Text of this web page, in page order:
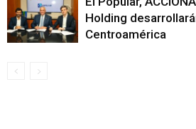
Holding
Centroamérica